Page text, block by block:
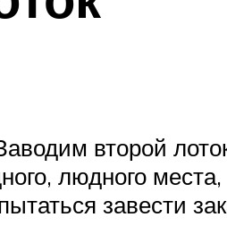
второй
людного
завести